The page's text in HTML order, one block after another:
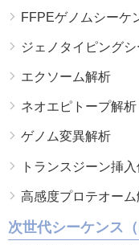
FFPEゲノムシーケ
ジェノタイピング
エクソーム解析
ネオエピトープ解
ゲノム変異解析
トランスジーン挿
高感度プロテオー
次世代シーケンス